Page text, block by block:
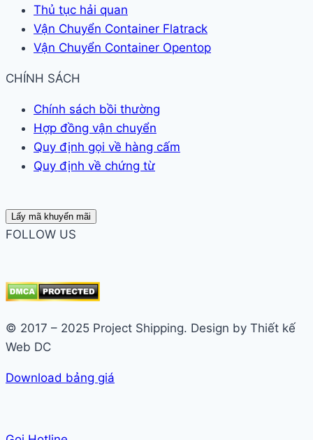
Thủ tục hải quan
Vận Chuyển Container Flatrack
Vận Chuyển Container Opentop
CHÍNH SÁCH
Chính sách bồi thường
Hợp đồng vận chuyển
Quy định gọi về hàng cấm
Quy định về chứng từ
Lấy mã khuyến mãi
FOLLOW US
© 2017 – 2025 Project Shipping. Design by Thiết kế
Web DC
Download bảng giá